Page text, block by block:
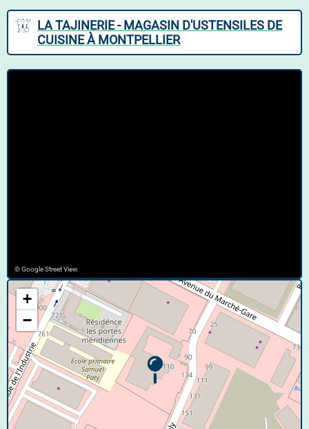
LA TAJINERIE - MAGASIN D'USTENSILES DE
CUISINE À MONTPELLIER
© Google Street View
+
−